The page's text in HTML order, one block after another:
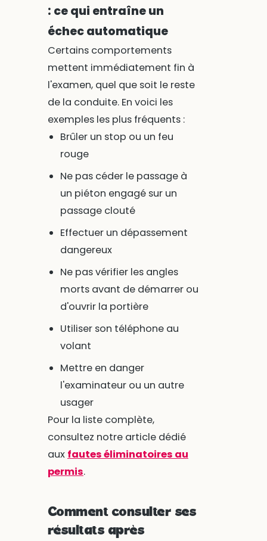
: ce qui entraîne un
échec automatique
Certains comportements
mettent immédiatement fin à
l'examen, quel que soit le reste
de la conduite. En voici les
exemples les plus fréquents :
Brûler un stop ou un feu
rouge
Ne pas céder le passage à
un piéton engagé sur un
passage clouté
Effectuer un dépassement
dangereux
Ne pas vérifier les angles
morts avant de démarrer ou
d'ouvrir la portière
Utiliser son téléphone au
volant
Mettre en danger
l'examinateur ou un autre
usager
Pour la liste complète,
consultez notre article dédié
aux fautes éliminatoires au
permis.
Comment consulter ses
résultats après